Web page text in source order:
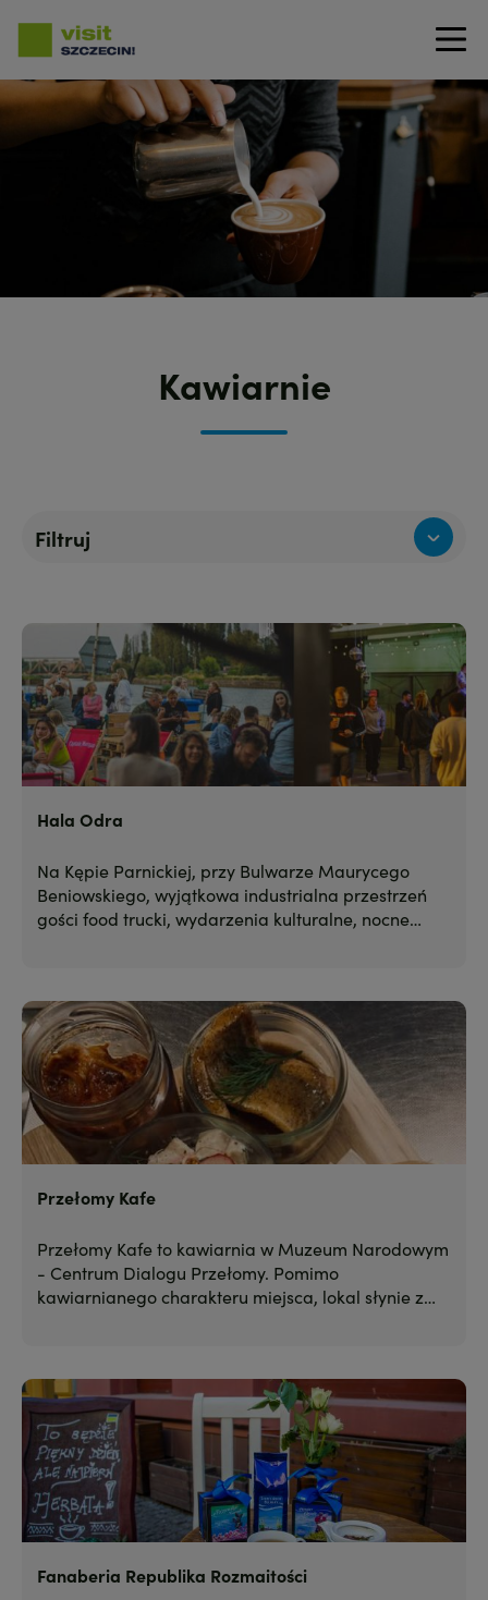
Przejdź
do
Kawiarnie
Filtruj
Hala Odra
Na Kępie Parnickiej, przy Bulwarze Maurycego
Beniowskiego, wyjątkowa industrialna przestrzeń
gości food trucki, wydarzenia kulturalne, nocne
Przełomy Kafe
Przełomy Kafe to kawiarnia w Muzeum Narodowym
- Centrum Dialogu Przełomy. Pomimo
kawiarnianego charakteru miejsca, lokal słynie z
Fanaberia Republika Rozmaitości